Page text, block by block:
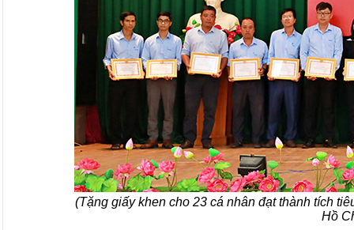
(Tặng giấy khen cho 23 cá nhân đạt thành tích
Hồ